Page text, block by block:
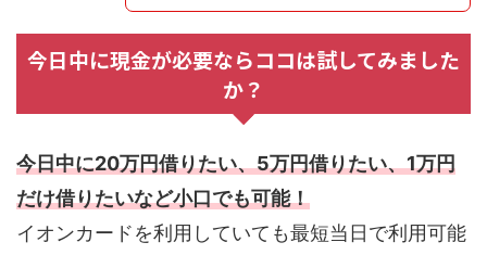
今日中に現金が必要ならココは試してみました
か？
今日中に20万円借りたい、5万円借りたい、1万円
だけ借りたいなど小口でも可能！
イオンカードを利用していても最短当日で利用可能